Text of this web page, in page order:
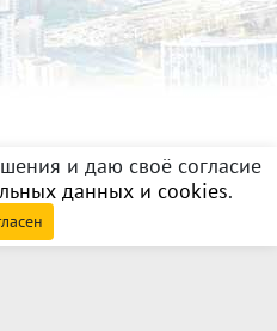
и даю своё согласие
данных и cookies.